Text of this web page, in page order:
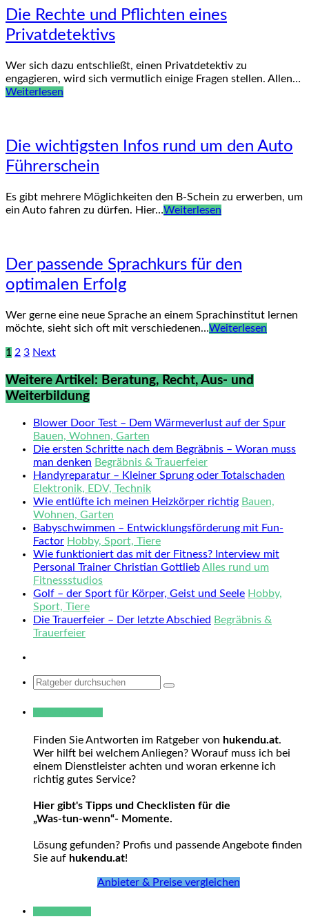
Die Rechte und Pflichten eines
Privatdetektivs
Wer sich dazu entschließt, einen Privatdetektiv zu
engagieren, wird sich vermutlich einige Fragen stellen. Allen…
Weiterlesen
Die wichtigsten Infos rund um den Auto
Führerschein
Es gibt mehrere Möglichkeiten den B-Schein zu erwerben, um
ein Auto fahren zu dürfen. Hier…Weiterlesen
Der passende Sprachkurs für den
optimalen Erfolg
Wer gerne eine neue Sprache an einem Sprachinstitut lernen
möchte, sieht sich oft mit verschiedenen…Weiterlesen
1 2 3 Next
Weitere Artikel: Beratung, Recht, Aus- und
Weiterbildung
Blower Door Test – Dem Wärmeverlust auf der Spur
Bauen, Wohnen, Garten
Die ersten Schritte nach dem Begräbnis – Woran muss
man denken Begräbnis & Trauerfeier
Handyreparatur – Kleiner Sprung oder Totalschaden
Elektronik, EDV, Technik
Wie entlüfte ich meinen Heizkörper richtig Bauen,
Wohnen, Garten
Babyschwimmen – Entwicklungsförderung mit Fun-
Factor Hobby, Sport, Tiere
Wie funktioniert das mit der Fitness? Interview mit
Personal Trainer Christian GottliebAlles rund um
Fitnessstudios
Golf – der Sport für Körper, Geist und Seele Hobby,
Sport, Tiere
Die Trauerfeier – Der letzte Abschied Begräbnis &
Trauerfeier
Search
Finden Sie Antworten im Ratgeber von hukendu.at.
Wer hilft bei welchem Anliegen? Worauf muss ich bei
einem Dienstleister achten und woran erkenne ich
richtig gutes Service?
Hier gibt's Tipps und Checklisten für die
„Was-tun-wenn“- Momente.
Lösung gefunden? Profis und passende Angebote finden
Sie auf hukendu.at!
Anbieter & Preise vergleichen